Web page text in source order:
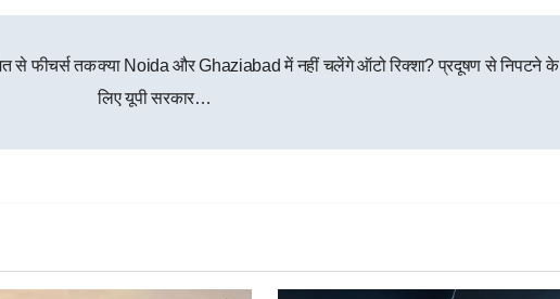
से फीचर्स तकक्या Noida और Ghaziabad में नहीं चलेंगे ऑटो रिक्शा? प्रदूषण से निपटने के
लिए यूपी सरकार…